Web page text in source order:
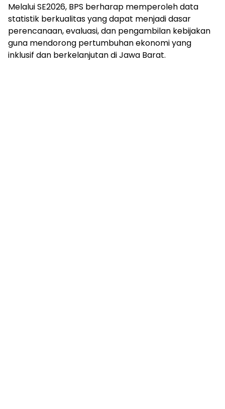
Melalui SE2026, BPS berharap memperoleh data
statistik berkualitas yang dapat menjadi dasar
perencanaan, evaluasi, dan pengambilan kebijakan
guna mendorong pertumbuhan ekonomi yang
inklusif dan berkelanjutan di Jawa Barat.